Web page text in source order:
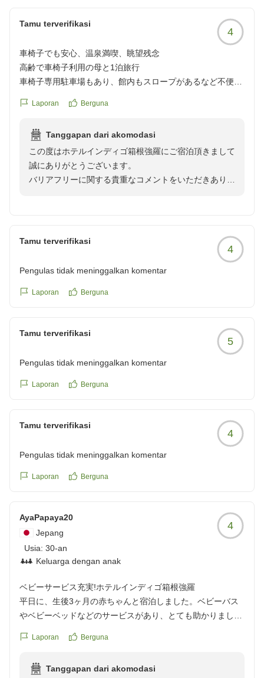
Tamu terverifikasi
4
車椅子でも安心、温泉満喫、眺望残念
高齢で車椅子利用の母と1泊旅行
車椅子専用駐車場もあり、館内もスロープがあるなど不便は
チェックイン・チェックアウトはフロント対応ではなく広い
ずつ時間がかかる。買い物の精算も同じところでなので、先
客が会計やその他観光予約などをしていると結構待たなくて
はいけないのが不便だった
部屋は綺麗で客室露天風呂に行くところに少しの段差があっ
他のコメントにもあったけど、対岸が工事中でコンビニや民
家などからも見えてしまいそうな気がしてブラインドは降ろ
しっぱなしにしたので眺望はイマイチ
る感じ、夕食のときはとても好印象の女性スタッフがサーブ
るなど、とても好印象でした
お部屋の冷蔵庫内の利用、アルコールやドリンク類などイン
バウンドのせいか他の宿に比べて高いと感じたところとフロ
ントのやり方以外は満足の滞在でした
を横目に車椅子の母と荷物を駐車場に運び出発したのは少し
寂しい気がしましたが、総合的に良い宿だと思います。」
https://review.travel.rakuten.co.jp/hotel/voice/177836?
Laporan Berguna
Tanggapan dari akomodasi
この度はホテルインディゴ箱根強羅にご宿泊頂きまして
誠にありがとうございます。
バリアフリーに関する貴重なコメントをいただきありが
今後ともよろしくお願いいたします。
Tamu terverifikasi
4
Pengulas tidak meninggalkan komentar
Laporan Berguna
Tamu terverifikasi
5
Pengulas tidak meninggalkan komentar
Laporan Berguna
Tamu terverifikasi
4
Pengulas tidak meninggalkan komentar
Laporan Berguna
AyaPapaya20
Jepang
Usia: 30-an
Keluarga dengan anak
4
ベビーサービス充実!ホテルインディゴ箱根強羅
平日に、生後3ヶ月の赤ちゃんと宿泊しました。ベビーバス
やベビーベッドなどのサービスがあり、とても助かりまし
とすぐにスタッフの方が荷物を運んでくださりありがたかっ
Laporan Berguna
Tanggapan dari akomodasi